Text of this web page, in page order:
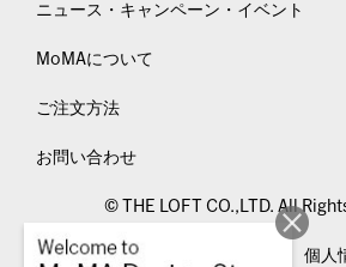
ニュース・キャンペーン・イベント
MoMAについて
ご注文方法
お問い合わせ
© THE LOFT CO.,LTD. All
特定商取引法表示
個人